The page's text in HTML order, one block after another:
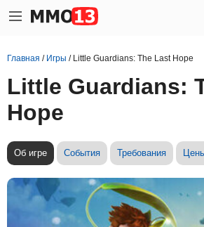
Главная / Игры / Little Guardians: The Last Hope
Little Guardians:
Hope
Об игре События Требования